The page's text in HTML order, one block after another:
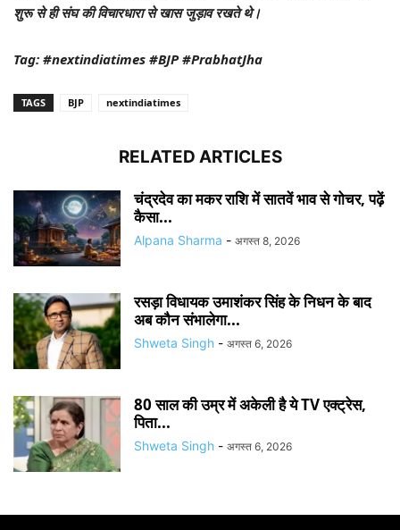
शुरू से ही संघ की विचारधारा से खास जुड़ाव रखते थे।
Tag: #nextindiatimes #BJP #PrabhatJha
TAGS BJP nextindiatimes
RELATED ARTICLES
चंद्रदेव का मकर राशि में सातवें भाव से गोचर, पढ़ें
कैसा...
Alpana Sharma - अगस्त 8, 2026
रसड़ा विधायक उमाशंकर सिंह के निधन के बाद
अब कौन संभालेगा...
Shweta Singh - अगस्त 6, 2026
80 साल की उम्र में अकेली है ये TV एक्ट्रेस,
पिता...
Shweta Singh - अगस्त 6, 2026